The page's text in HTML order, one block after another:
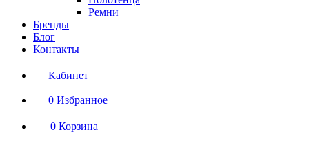
Ремни
Бренды
Блог
Контакты
Кабинет
0 Избранное
0 Корзина